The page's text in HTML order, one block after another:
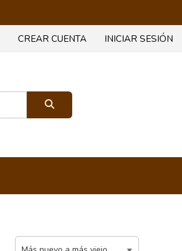
CREAR CUENTA INICIAR SESIÓN